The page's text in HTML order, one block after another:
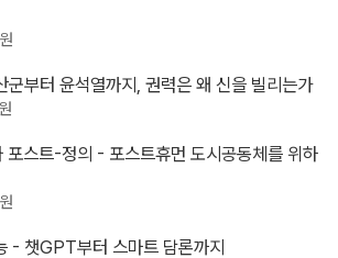
원
군부터 윤석열까지, 권력은 왜 신을 빌리는가
원
포스트-정의 - 포스트휴먼 도시공동체를 위하
원
- 챗GPT부터 스마트 담론까지